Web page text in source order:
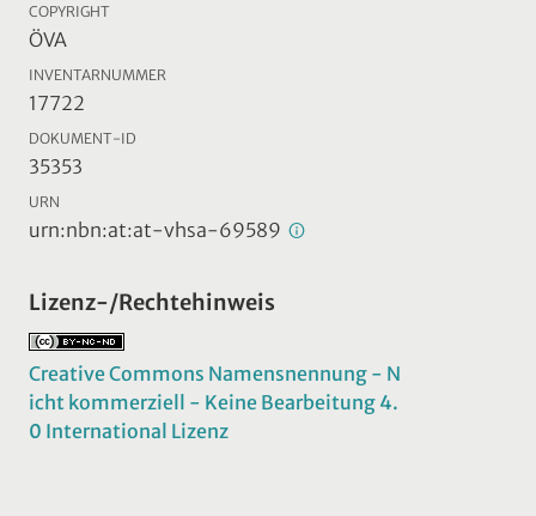
COPYRIGHT
ÖVA
INVENTARNUMMER
17722
DOKUMENT-ID
35353
URN
urn:nbn:at:at-vhsa-69589
Lizenz-/Rechtehinweis
Creative Commons Namensnennung - N
icht kommerziell - Keine Bearbeitung 4.
0 International Lizenz